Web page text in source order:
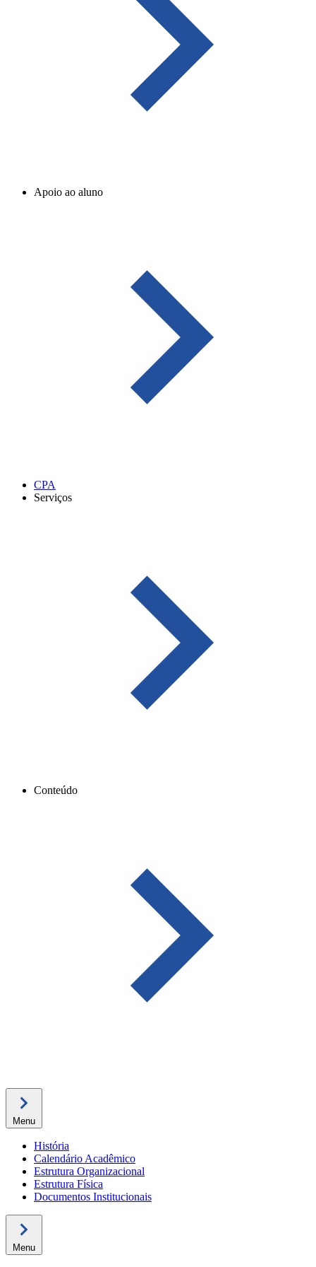
Apoio ao aluno
CPA
Serviços
Conteúdo
Menu
História
Calendário Acadêmico
Estrutura Organizacional
Estrutura Física
Documentos Institucionais
Menu